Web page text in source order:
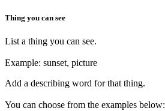
Thing you can see
List a thing you can see.
Example: sunset, picture
Add a describing word for that thing.
You can choose from the examples below: